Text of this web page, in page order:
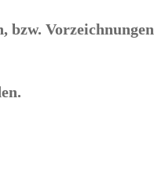
bzw. Vorzeichnungen